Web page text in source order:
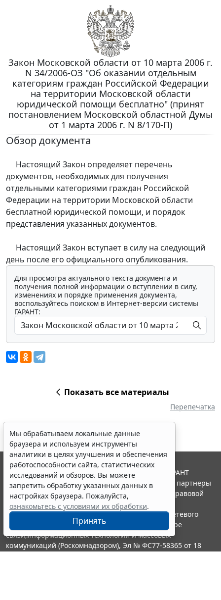
Закон Московской области от 10 марта 2006 г.
N 34/2006-ОЗ "Об оказании отдельным
категориям граждан Российской Федерации
на территории Московской области
юридической помощи бесплатно" (принят
постановлением Московской областной Думы
от 1 марта 2006 г. N 8/170-П)
Обзор документа
Настоящий Закон определяет перечень
документов, необходимых для получения
отдельными категориями граждан Российской
Федерации на территории Московской области
бесплатной юридической помощи, и порядок
представления указанных документов.
Настоящий Закон вступает в силу на следующий
день после его официального опубликования.
Для просмотра актуального текста документа и
получения полной информации о вступлении в силу,
изменениях и порядке применения документа,
воспользуйтесь поиском в Интернет-версии системы
ГАРАНТ:
Показать все материалы
Перепечатка
Мы обрабатываем локальные данные
браузера и используем инструменты
аналитики в целях улучшения и обеспечения
работоспособности сайта, статистических
исследований и обзоров. Вы можете
запретить обработку указанных данных в
настройках браузера. Пожалуйста,
ознакомьтесь с условиями их обработки.
Принять
© ООО "НПП "ГАРАНТ-СЕРВИС", 2026. Система ГАРАНТ
выпускается с 1990 года. Компания "Гарант" и ее партнеры
являются участниками Российской ассоциации правовой
информации ГАРАНТ.
Портал ГАРАНТ.РУ зарегистрирован в качестве сетевого
издания Федеральной службой по надзору в сфере
связи,информационных технологий и массовых
коммуникаций (Роскомнадзором), Эл № ФС77-58365 от 18